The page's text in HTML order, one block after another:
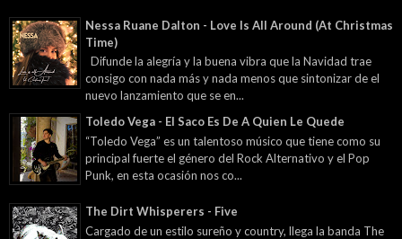
Nessa Ruane Dalton - Love Is All Around (At Christmas
Time)
Difunde la alegría y la buena vibra que la Navidad trae
consigo con nada más y nada menos que sintonizar de el
nuevo lanzamiento que se en...
Toledo Vega - El Saco Es De A Quien Le Quede
“Toledo Vega” es un talentoso músico que tiene como su
principal fuerte el género del Rock Alternativo y el Pop
Punk, en esta ocasión nos co...
The Dirt Whisperers - Five
Cargado de un estilo sureño y country, llega la banda The